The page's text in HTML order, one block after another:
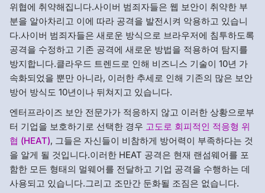
위협에 취약해집니다.사이버 범죄자들은 웹 보안이 취약한 부
분을 알아차리고 이에 따라 공격을 발전시켜 악용하고 있습니
다.사이버 범죄자들은 새로운 방식으로 브라우저에 침투하도록
공격을 수정하고 기존 공격에 새로운 방법을 적용하여 탐지를
방지합니다.클라우드 트렌드로 인해 비즈니스 기술이 10년 가
속화되었을 뿐만 아니라, 이러한 추세로 인해 기존의 많은 보안
방어 방식도 10년이나 뒤쳐지고 있습니다.
엔터프라이즈 보안 전문가가 적응하지 않고 이러한 상황으로부
터 기업을 보호하기로 선택한 경우 고도로 회피적인 적응형 위
협 (HEAT), 그들은 자신들이 비참하게 방어력이 부족하다는 것
을 알게 될 것입니다.이러한 HEAT 공격은 현재 랜섬웨어를 포
함한 모든 형태의 멀웨어를 전달하고 기업 공격을 수행하는 데
사용되고 있습니다.그리고 조만간 둔화될 조짐은 없습니다.